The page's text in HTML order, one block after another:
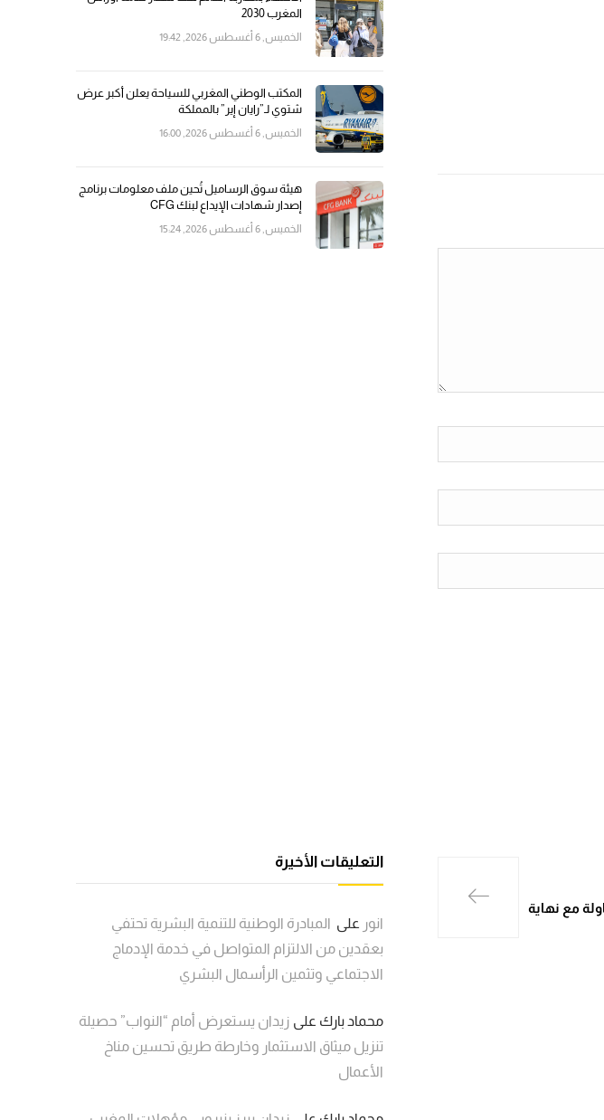
المغرب 2030
الخميس, 6 أغسطس 2026, 19:42
المكتب الوطني المغربي للسياحة يعلن أكبر عرض
شتوي لـ”رايان إير” بالمملكة
الخميس, 6 أغسطس 2026, 16:00
هيئة سوق الرساميل تُحين ملف معلومات برنامج
إصدار شهادات الإيداع لبنك CFG
الخميس, 6 أغسطس 2026, 15:24
التعليقات الأخيرة
انور على المبادرة الوطنية للتنمية البشرية تحتفي
بعقدين من الالتزام المتواصل في خدمة الإدماج
الاجتماعي وتثمين الرأسمال البشري
محماد بارك على زيدان يستعرض أمام “النواب” حصيلة
تنزيل ميثاق الاستثمار وخارطة طريق تحسين مناخ
الأعمال